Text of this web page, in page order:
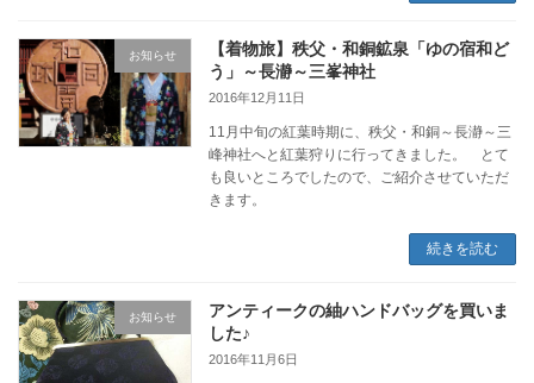
お知らせ
【着物旅】秩父・和銅鉱泉「ゆの宿和ど
う」～長瀞～三峯神社
2016年12月11日
11月中旬の紅葉時期に、秩父・和銅～長瀞～三
峰神社へと紅葉狩りに行ってきました。 とて
も良いところでしたので、ご紹介させていただ
きます。
続きを読む
お知らせ
アンティークの紬ハンドバッグを買いま
した♪
2016年11月6日